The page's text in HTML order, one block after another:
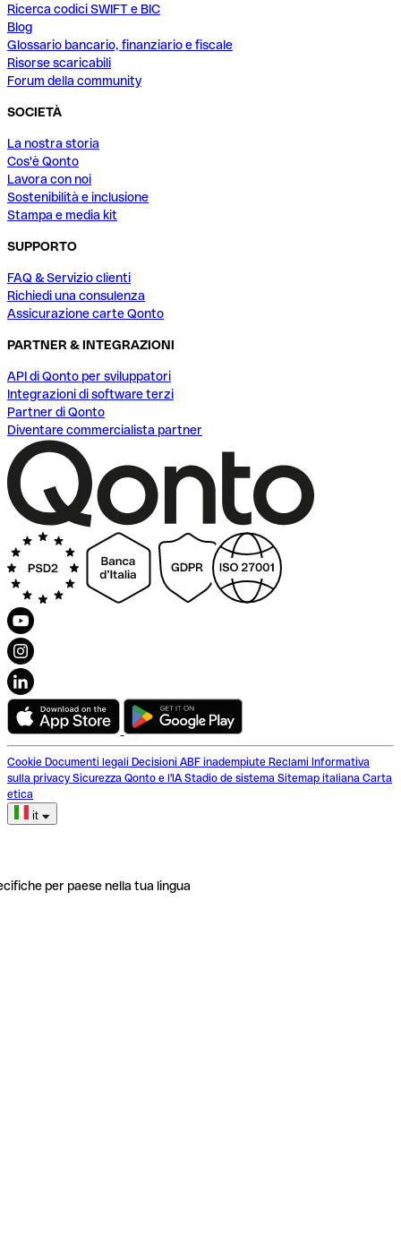
Ricerca codici SWIFT e BIC
Blog
Glossario bancario, finanziario e fiscale
Risorse scaricabili
Forum della community
SOCIETÀ
La nostra storia
Cos'è Qonto
Lavora con noi
Sostenibilità e inclusione
Stampa e media kit
SUPPORTO
FAQ & Servizio clienti
Richiedi una consulenza
Assicurazione carte Qonto
PARTNER & INTEGRAZIONI
API di Qonto per sviluppatori
Integrazioni di software terzi
Partner di Qonto
Diventare commercialista partner
Cookie Documenti legali Decisioni ABF inadempiute Reclami Informativa
sulla privacy Sicurezza Qonto e l'IA Stadio de sistema Sitemap italiana Carta
etica
it
per paese nella tua lingua